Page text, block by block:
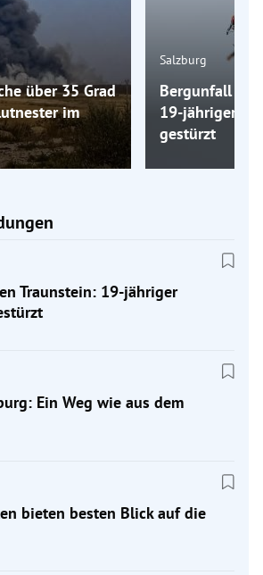
über 35 Grad
im
Salzburg
Bergunfall am
19-jähriger
gestürzt
Traunstein: 19-jähriger
Ein Weg wie aus dem
bieten besten Blick auf die